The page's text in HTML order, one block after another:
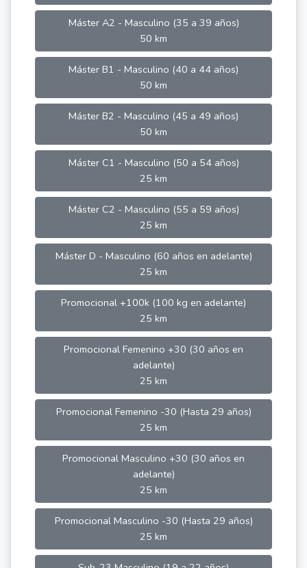
Máster A2 - Masculino (35 a 39 años)
50 km
Máster B1 - Masculino (40 a 44 años)
50 km
Máster B2 - Masculino (45 a 49 años)
50 km
Máster C1 - Masculino (50 a 54 años)
25 km
Máster C2 - Masculino (55 a 59 años)
25 km
Máster D - Masculino (60 años en adelante)
25 km
Promocional +100k (100 kg en adelante)
25 km
Promocional Femenino +30 (30 años en
adelante)
25 km
Promocional Femenino -30 (Hasta 29 años)
25 km
Promocional Masculino +30 (30 años en
adelante)
25 km
Promocional Masculino -30 (Hasta 29 años)
25 km